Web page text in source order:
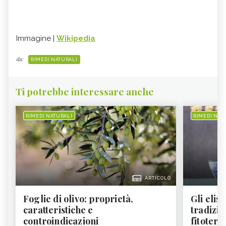
Immagine | Wikipedia
da: RIMEDI NATURALI
Ti potrebbe interessare anche
RIMEDI NATURALI
ARTICOLO
Foglie di olivo: proprietà,
caratteristiche e
controindicazioni
RIMEDI
Gli
fitoter...